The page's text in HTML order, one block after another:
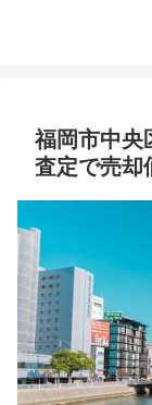
福岡市中央
査定で売却